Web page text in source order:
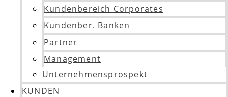
Kundenbereich Corporates
Kundenber. Banken
Partner
Management
Unternehmensprospekt
KUNDEN